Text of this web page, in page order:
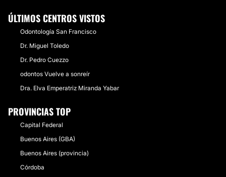
ÚLTIMOS CENTROS VISTOS
Odontología San Francisco
Dr. Miguel Toledo
Dr. Pedro Cuezzo
odontos Vuelve a sonreír
Dra. Elva Emperatriz Miranda Yabar
PROVINCIAS TOP
Capital Federal
Buenos Aires (GBA)
Buenos Aires (provincia)
Córdoba